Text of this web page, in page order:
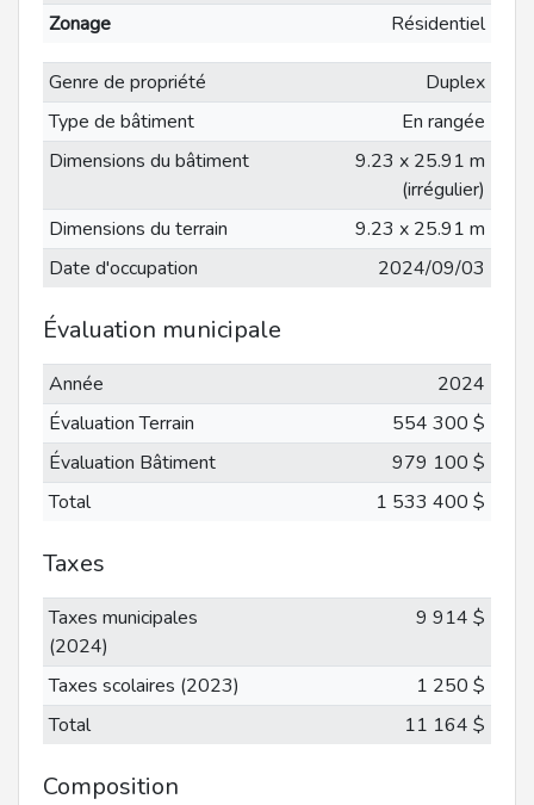
Zonage
Résidentiel
Genre de propriété
Duplex
Type de bâtiment
En rangée
Dimensions du bâtiment
9.23 x 25.91 m
(irrégulier)
Dimensions du terrain
9.23 x 25.91 m
Date d'occupation
2024/09/03
Évaluation municipale
Année
2024
Évaluation Terrain
554 300 $
Évaluation Bâtiment
979 100 $
Total
1 533 400 $
Taxes
Taxes municipales
(2024)
9 914 $
Taxes scolaires (2023)
1 250 $
Total
11 164 $
Composition